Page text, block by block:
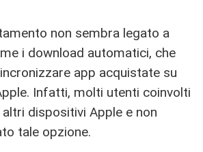
non sembra legato a
i download automatici, che
app acquistate su
Infatti, molti utenti coinvolti
dispositivi Apple e non
tale opzione.